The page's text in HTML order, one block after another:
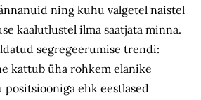
ning kuhu valgetel naistel
kaalutlustel ilma saatjata minna.
segregeerumise trendi:
kattub üha rohkem elanike
positsiooniga ehk eestlased